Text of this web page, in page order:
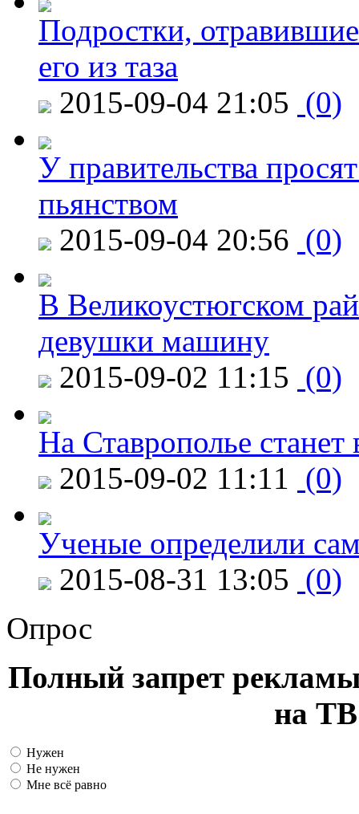
Подростки,
его из таза
2015-09-04 21:05 (0)
У правительства
пьянством
2015-09-04 20:56 (0)
В Великоустюгском
девушки машину
2015-09-02 11:15 (0)
На Ставрополье
2015-09-02 11:11 (0)
Ученые определили
2015-08-31 13:05 (0)
Опрос
Полный запрет
на ТВ
Нужен
Не нужен
Мне всё равно